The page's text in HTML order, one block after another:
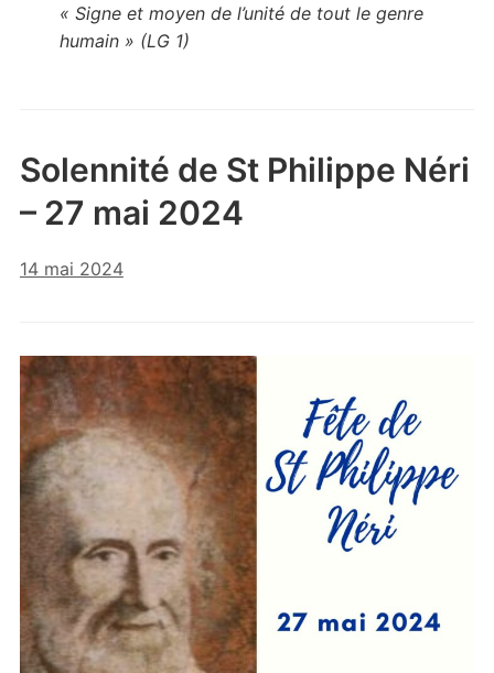
« Signe et moyen de l’unité de tout le genre
humain » (LG 1)
Solennité de St Philippe Néri
– 27 mai 2024
14 mai 2024